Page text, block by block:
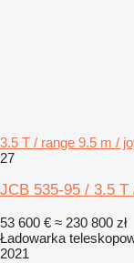
3.5 T / range 9.5 m /
27
JCB 535-95 / 3.5
53 600 € ≈ 230 800 zł
Ładowarka
2021